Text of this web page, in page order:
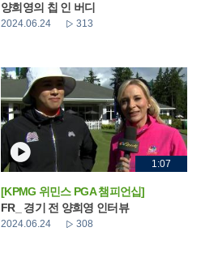
양희영의 칩 인 버디
2024.06.24 313
1:07
[KPMG 위민스 PGA 챔피언십]
FR_ 경기 전 양희영 인터뷰
2024.06.24 308